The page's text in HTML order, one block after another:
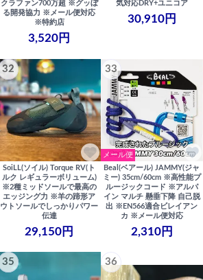
クラファン700万超 ※グッぼ
る開発協力 ※メール便対応
※特約店
3,520円
気対応DRY+ユニコア
30,910円
32
SoiLL(ソイル) Torque RV(ト
ルク レギュラーボリューム)
※2種ミッドソールで最高の
エッジング力 ※羊の蹄形ア
ウトソールでしっかりパワー
伝達
29,150円
33
メール便
Beal(ベアール) JAMMY(ジャ
ミー) 35cm/60cm ※高性能プ
ルージックコード ※アルパ
イン マルチ 懸垂下降 自己脱
出 ※EN566適合ビレイアン
カ ※メール便対応
2,310円
35 36